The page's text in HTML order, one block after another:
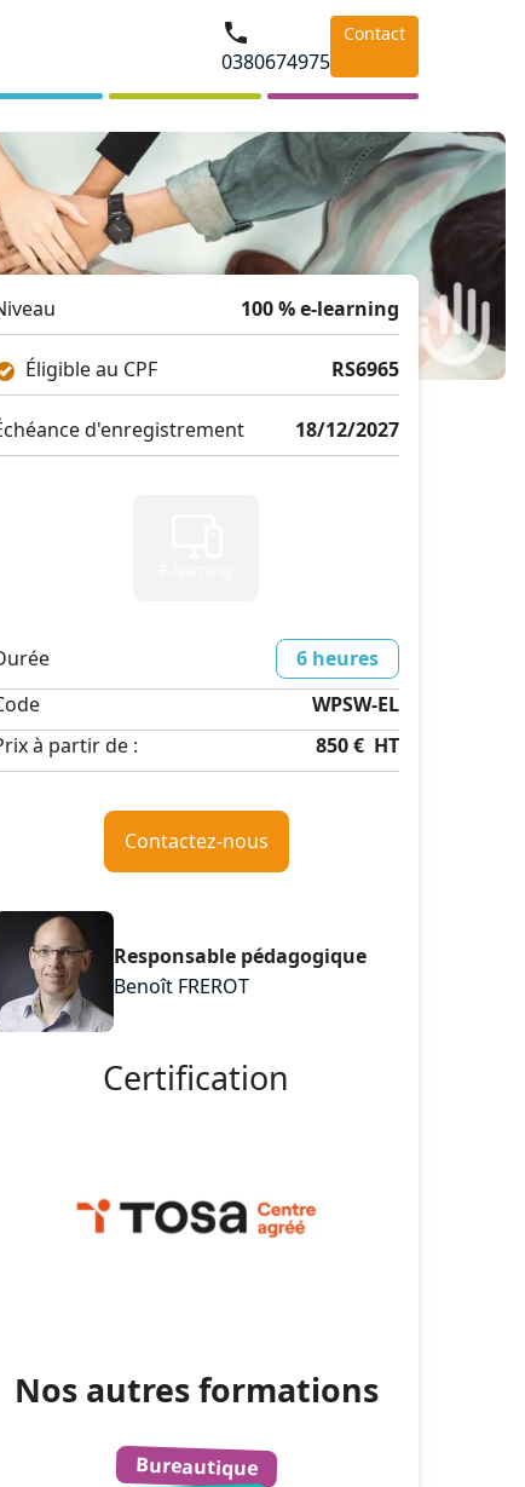
0380674975
Contact
100 % e-learning
Éligible au CPF RS6965
d'enregistrement 18/12/2027
6 heures
WPSW-EL
à partir de :
850 € HT
Contactez-nous
Responsable pédagogique
Benoît FREROT
Certification
Nos autres formations
Bureautique